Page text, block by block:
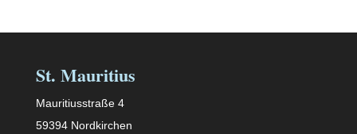
St. Mauritius
Mauritiusstraße 4
59394 Nordkirchen